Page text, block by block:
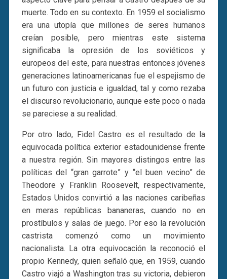
muerte. Todo en su contexto. En 1959 el socialismo
era una utopía que millones de seres humanos
creían posible, pero mientras este sistema
significaba la opresión de los soviéticos y
europeos del este, para nuestras entonces jóvenes
generaciones latinoamericanas fue el espejismo de
un futuro con justicia e igualdad, tal y como rezaba
el discurso revolucionario, aunque este poco o nada
se pareciese a su realidad.
Por otro lado, Fidel Castro es el resultado de la
equivocada política exterior estadounidense frente
a nuestra región. Sin mayores distingos entre las
políticas del “gran garrote” y “el buen vecino” de
Theodore y Franklin Roosevelt, respectivamente,
Estados Unidos convirtió a las naciones caribeñas
en meras repúblicas bananeras, cuando no en
prostíbulos y salas de juego. Por eso la revolución
castrista comenzó como un movimiento
nacionalista. La otra equivocación la reconoció el
propio Kennedy, quien señaló que, en 1959, cuando
Castro viajó a Washington tras su victoria, debieron